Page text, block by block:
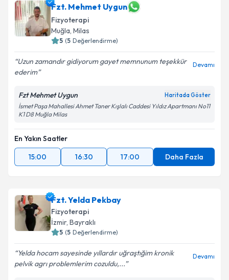
Fzt. Mehmet Uygun
Fizyoterapi
Muğla, Milas
5 (5 Değerlendirme)
Uzun zamandır gidiyorum gayet memnunum teşekkür
ederim
Devamı
Fzt Mehmet Uygun Haritada Göster
İsmet Paşa Mahallesi Ahmet Taner Kışlalı Caddesi Yıldız Apartmanı No11
K1 D8 Muğla Milas
En Yakın Saatler
15:00
16:30 17:00 Daha Fazla
Fzt. Yelda Pekbay
Fizyoterapi
İzmir, Bayraklı
5 (5 Değerlendirme)
Yelda hocam sayesinde yıllardır uğraştığim kronik
pelvik agrı problemlerim cozuldu,...
Devamı